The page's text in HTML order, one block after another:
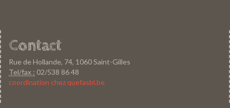
Contact
Rue de Hollande, 74, 1060 Saint-Gilles
Tel/fax : 02/538 86 48
coordination chez quefasbl.be